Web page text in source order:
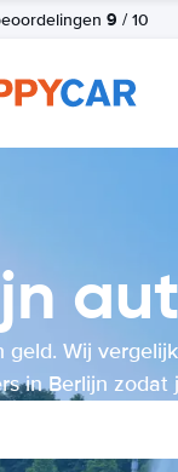
9 / 10
geld. Wij
in Berlijn